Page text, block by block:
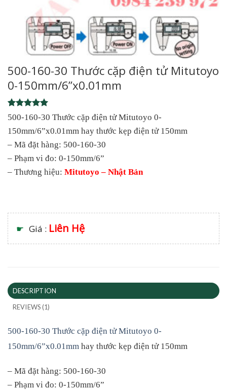
500-160-30 Thước cặp điện tử Mitutoyo
0-150mm/6”x0.01mm
Rated5
out of 5
based on
1
rating
500-160-30 Thước cặp điện tử Mitutoyo 0-
150mm/6”x0.01mm hay thước kẹp điện tử 150mm
– Mã đặt hàng: 500-160-30
– Phạm vi đo: 0-150mm/6”
– Thương hiệu: Mitutoyo – Nhật Bản
☛ Giá : Liên Hệ
DESCRIPTION
REVIEWS (1)
500-160-30 Thước cặp điện tử Mitutoyo 0-
150mm/6”x0.01mm hay thước kẹp điện tử 150mm
– Mã đặt hàng: 500-160-30
– Phạm vi đo: 0-150mm/6”